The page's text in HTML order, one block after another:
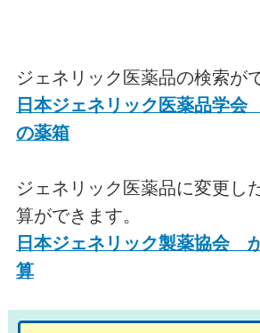
ジェネリック医薬品の検索が
日本ジェネリック医薬品学
の薬箱
ジェネリック医薬品に変更し
算ができます。
日本ジェネリック製薬協会
算